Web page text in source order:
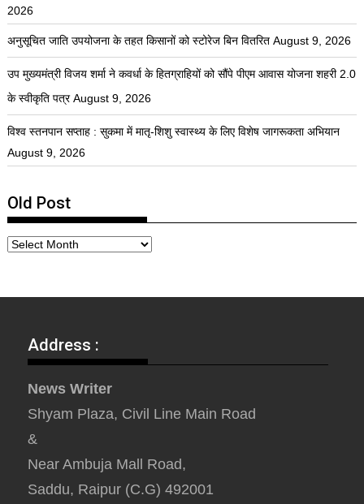
2026
अनुसूचित जाति उपयोजना के तहत किसानों को स्टोरेज बिन वितरित August 9, 2026
उप मुख्यमंत्री विजय शर्मा ने कवर्धा के हितग्राहियों को सौंपे पीएम आवास योजना शहरी 2.0
के स्वीकृति पत्र August 9, 2026
विश्व स्तनपान सप्ताह : सुकमा में मातृ-शिशु स्वास्थ्य के लिए विशेष जागरूकता अभियान
August 9, 2026
Old Post
Address :
News Writer
Shyam Plaza, Civil Line Main Road
&
Near Ambuja Mall Road,
Saddu, Raipur (C.G) 492001